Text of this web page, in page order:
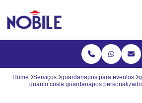
Home Serviços guardanapos para eventos
quanto custa guardanapos